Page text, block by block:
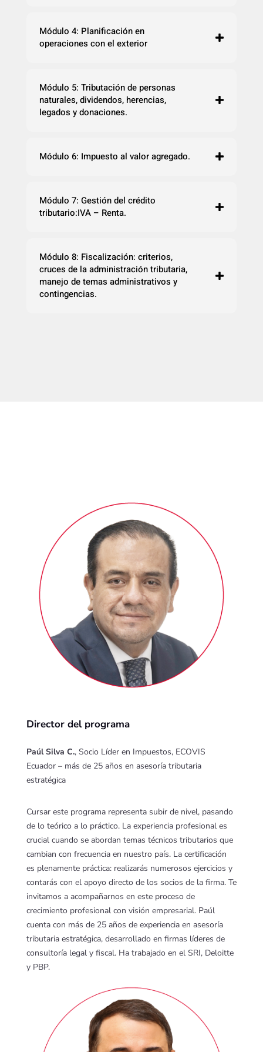
Módulo 4: Planificación en
operaciones con el exterior
Módulo 5: Tributación de personas
naturales, dividendos, herencias,
legados y donaciones.
Módulo 6: Impuesto al valor agregado.
Módulo 7: Gestión del crédito
tributario:IVA – Renta.
Módulo 8: Fiscalización: criterios,
cruces de la administración tributaria,
manejo de temas administrativos y
contingencias.
Director del programa
Paúl Silva C., Socio Líder en Impuestos, ECOVIS
Ecuador – más de 25 años en asesoría tributaria
estratégica
Cursar este programa representa subir de nivel, pasando
de lo teórico a lo práctico. La experiencia profesional es
crucial cuando se abordan temas técnicos tributarios que
cambian con frecuencia en nuestro país. La certificación
es plenamente práctica: realizarás numerosos ejercicios y
contarás con el apoyo directo de los socios de la firma. Te
invitamos a acompañarnos en este proceso de
crecimiento profesional con visión empresarial. Paúl
cuenta con más de 25 años de experiencia en asesoría
tributaria estratégica, desarrollado en firmas líderes de
consultoría legal y fiscal. Ha trabajado en el SRI, Deloitte
y PBP.